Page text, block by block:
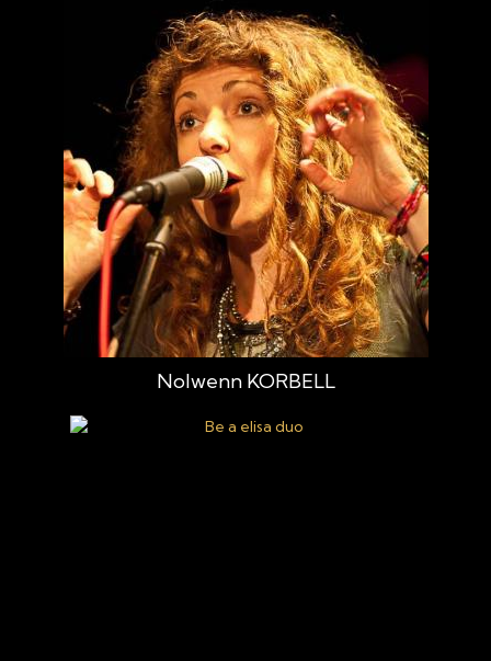
Nolwenn KORBELL